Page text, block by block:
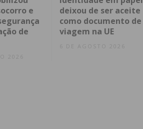
e
de
2026
deixou de ser aceite
como documento de
viagem na UE
6 DE AGOSTO 2026